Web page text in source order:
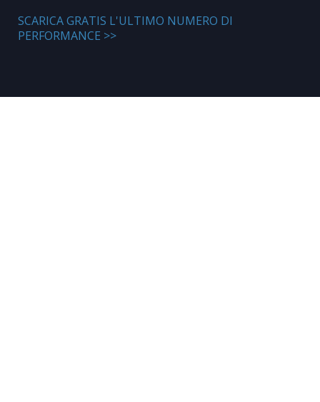
SCARICA GRATIS L'ULTIMO NUMERO DI
PERFORMANCE >>